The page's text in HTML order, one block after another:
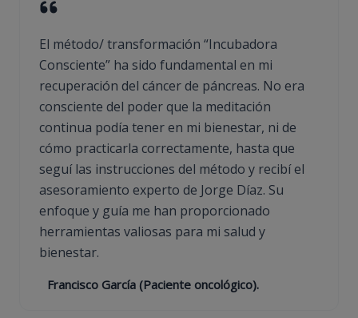
El método/ transformación “Incubadora
Consciente” ha sido fundamental en mi
recuperación del cáncer de páncreas. No era
consciente del poder que la meditación
continua podía tener en mi bienestar, ni de
cómo practicarla correctamente, hasta que
seguí las instrucciones del método y recibí el
asesoramiento experto de Jorge Díaz. Su
enfoque y guía me han proporcionado
herramientas valiosas para mi salud y
bienestar.
Francisco García (Paciente oncológico).